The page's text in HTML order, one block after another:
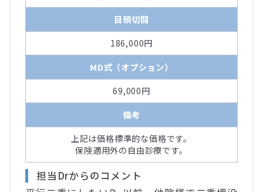
目頭切開
186,000円
MD式（オプション）
69,000円
備考
上記は価格標準的な価格です。
保険適用外の自由診療です。
担当Drからのコメント